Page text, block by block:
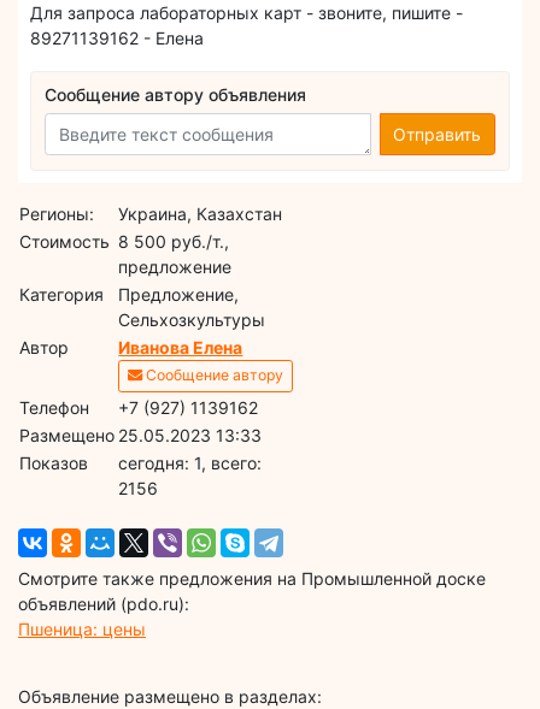
Для запроса лабораторных карт - звоните, пишите -
89271139162 - Елена
Сообщение автору объявления
Отправить
Регионы:
Украина, Казахстан
Стоимость 8 500 руб./т.,
предложение
Категория
Предложение,
Сельхозкультуры
Автор
Иванова Елена
Сообщение автору
Телефон
+7 (927) 1139162
Размещено 25.05.2023 13:33
Показов
cегодня: 1, всего:
2156
Смотрите также предложения на Промышленной доске
объявлений (pdo.ru):
Пшеница: цены
Объявление размещено в разделах: